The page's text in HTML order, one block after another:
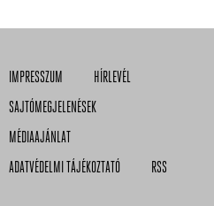
IMPRESSZUM
HÍRLEVÉL
SAJTÓMEGJELENÉSEK
MÉDIAAJÁNLAT
ADATVÉDELMI TÁJÉKOZTATÓ
RSS